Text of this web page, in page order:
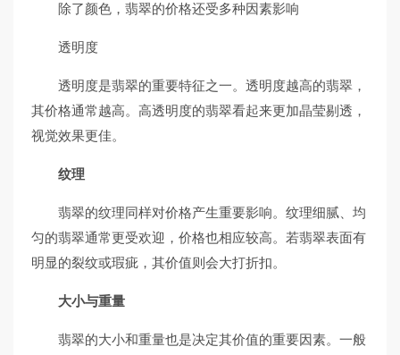
除了颜色，翡翠的价格还受多种因素影响
透明度
透明度是翡翠的重要特征之一。透明度越高的翡翠，
其价格通常越高。高透明度的翡翠看起来更加晶莹剔透，
视觉效果更佳。
纹理
翡翠的纹理同样对价格产生重要影响。纹理细腻、均
匀的翡翠通常更受欢迎，价格也相应较高。若翡翠表面有
明显的裂纹或瑕疵，其价值则会大打折扣。
大小与重量
翡翠的大小和重量也是决定其价值的重要因素。一般